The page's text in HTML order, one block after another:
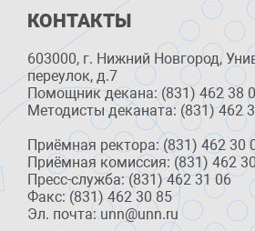
КОНТАКТЫ
603000, г. Нижний Новгород,
переулок, д.7
Помощник декана: (831) 462 38
Методисты деканата: (831) 462
Приёмная ректора: (831) 462 30
Приёмная комиссия: (831) 462
Пресс-служба: (831) 462 31 06
Факс: (831) 462 30 85
Эл. почта: unn@unn.ru